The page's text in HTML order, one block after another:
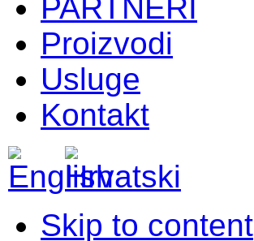
PARTNERI
Proizvodi
Usluge
Kontakt
Skip to content